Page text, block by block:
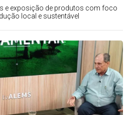
e exposição de produtos com foco
local e sustentável